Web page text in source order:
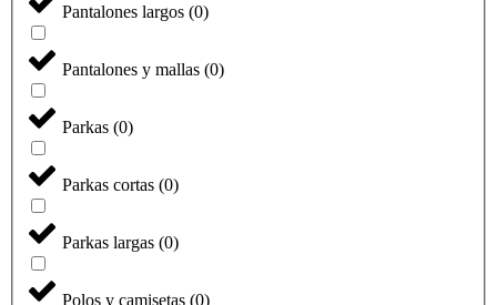
Pantalones largos (0)
Pantalones y mallas (0)
Parkas (0)
Parkas cortas (0)
Parkas largas (0)
Polos y camisetas (0)